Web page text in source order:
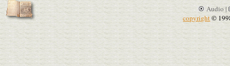
Audio |
copyright©